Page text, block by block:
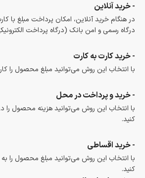
- خرید آنلاین
در هنگام خرید آنلاین، امکان پرداخت مبلغ با
درگاه رسمی و امن بانک (درگاه پرداخت
- خرید کارت به کارت
با انتخاب این روش می‌توانید مبلغ محصول را
- خرید و پرداخت در محل
با انتخاب این روش می‌توانید هزینه محصول
کنید.
- خرید اقساطی
با انتخاب این روش می‌توانید مبلغ محصول را
کنید.